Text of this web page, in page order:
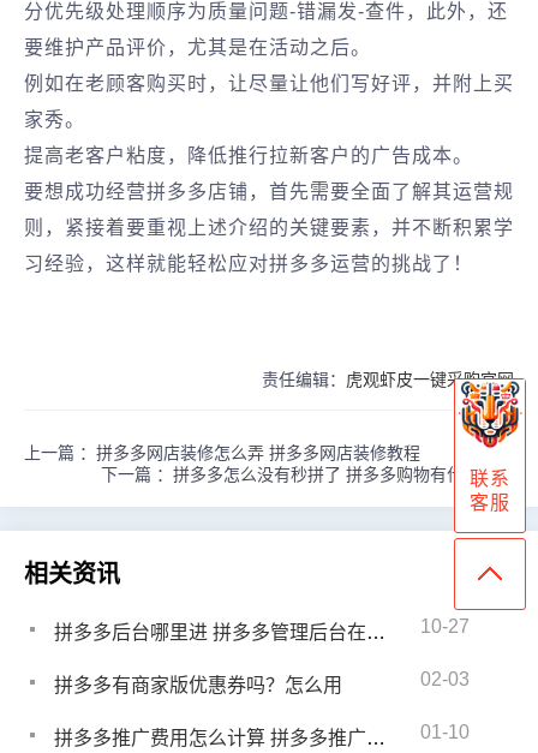
分优先级处理顺序为质量问题-错漏发-查件，此外，还
要维护产品评价，尤其是在活动之后。
例如在老顾客购买时，让尽量让他们写好评，并附上买
家秀。
提高老客户粘度，降低推行拉新客户的广告成本。
要想成功经营拼多多店铺，首先需要全面了解其运营规
则，紧接着要重视上述介绍的关键要素，并不断积累学
习经验，这样就能轻松应对拼多多运营的挑战了！
责任编辑： 虎观虾皮一键采购官网
上一篇 ： 拼多多网店装修怎么弄 拼多多网店装修教程
下一篇 ： 拼多多怎么没有秒拼了 拼多多购物有什么技巧
相关资讯
拼多多后台哪里进 拼多多管理后台在哪里 10-27
拼多多有商家版优惠券吗？怎么用 02-03
拼多多推广费用怎么计算 拼多多推广扣费方式有哪些 01-10
联系
客服